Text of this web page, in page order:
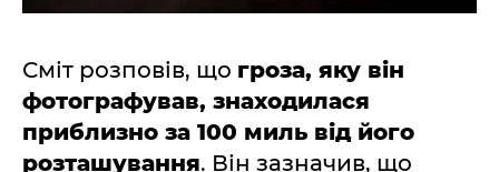
Сміт розповів, що гроза, яку він
фотографував, знаходилася
приблизно за 100 миль від його
розташування. Він зазначив, що